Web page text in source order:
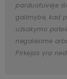
parduotuvėje
galimybė, kad
užsakymo
negalėsime
Pirkėjas yra